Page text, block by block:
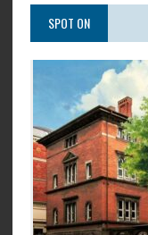
SPOT ON